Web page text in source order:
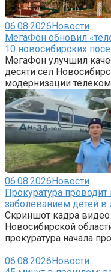
06.08.2026Новости
МегаФон обновил
10 новосибирских
МегаФон улучшил
десяти сёл
модернизации
06.08.2026Новости
Прокуратура
заболеванием детей
Скриншот кадра
Новосибирской
прокуратура начала
06.08.2026Новости